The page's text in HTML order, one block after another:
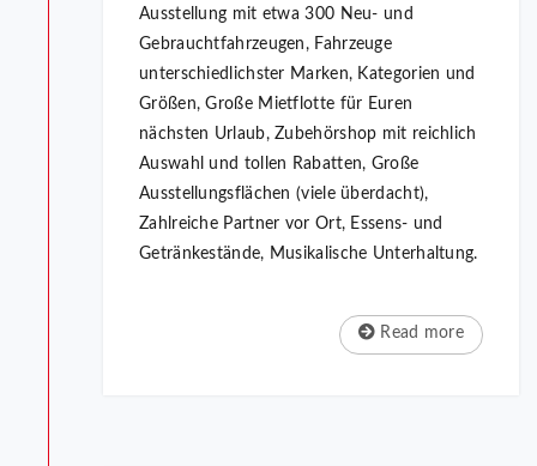
Ausstellung mit etwa 300 Neu- und
Gebrauchtfahrzeugen, Fahrzeuge
unterschiedlichster Marken, Kategorien und
Größen, Große Mietflotte für Euren
nächsten Urlaub, Zubehörshop mit reichlich
Auswahl und tollen Rabatten, Große
Ausstellungsflächen (viele überdacht),
Zahlreiche Partner vor Ort, Essens- und
Getränkestände, Musikalische Unterhaltung.
Read more